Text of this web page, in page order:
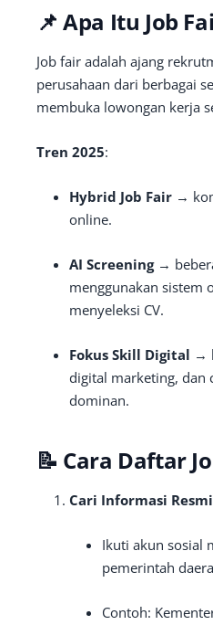
📌 Apa Itu Job
Job fair adalah ajang
perusahaan dari berbagai
membuka lowongan kerja
Tren 2025:
Hybrid Job Fair →
online.
AI Screening→
menggunakan sistem
menyeleksi CV.
Fokus Skill Digital →
digital marketing, dan
dominan.
📝 Cara Daftar
Cari Informasi Resmi
Ikuti akun sosial
pemerintah
Contoh: